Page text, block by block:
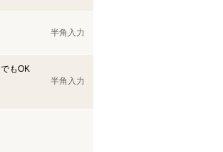
半角入力
もOK
半角入力